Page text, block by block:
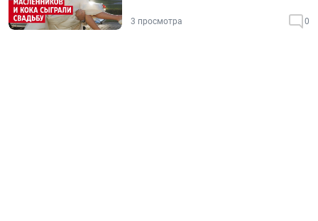
3 просмотра 0